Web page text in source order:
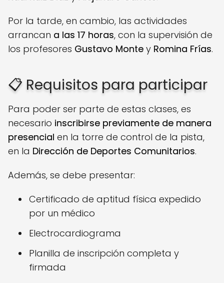
Por la tarde, en cambio, las actividades
arrancan a las 17 horas, con la supervisión de
los profesores Gustavo Monte y Romina Frías.
📋 Requisitos para participar
Para poder ser parte de estas clases, es
necesario inscribirse previamente de manera
presencial en la torre de control de la pista,
en la Dirección de Deportes Comunitarios.
Además, se debe presentar:
Certificado de aptitud física expedido
por un médico
Electrocardiograma
Planilla de inscripción completa y
firmada